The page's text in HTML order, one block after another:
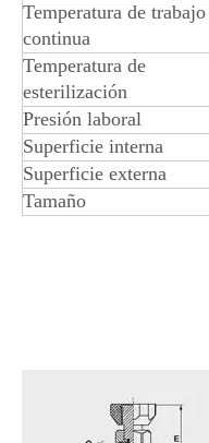
Temperatura de trabajo
continua
Temperatura de
esterilización
Presión laboral
Superficie interna
Superficie externa
Tamaño